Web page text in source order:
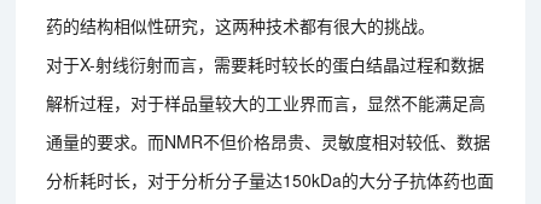
药的结构相似性研究，这两种技术都有很大的挑战。
对于X-射线衍射而言，需要耗时较长的蛋白结晶过程和数据
解析过程，对于样品量较大的工业界而言，显然不能满足高
通量的要求。而NMR不但价格昂贵、灵敏度相对较低、数据
分析耗时长，对于分析分子量达150kDa的大分子抗体药也面